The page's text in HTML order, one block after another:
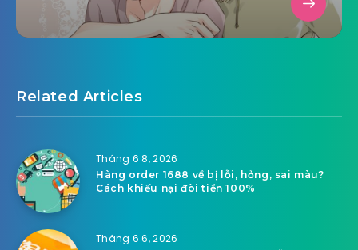
Related Articles
Tháng 6 8, 2026
Hàng order 1688 về bị lỗi, hỏng, sai màu?
Cách khiếu nại đòi tiền 100%
Tháng 6 6, 2026